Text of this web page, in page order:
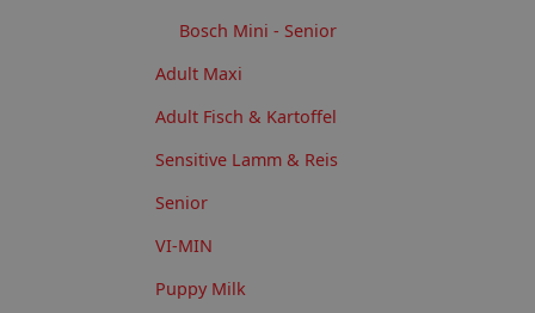
Bosch Mini - Senior
Adult Maxi
Adult Fisch & Kartoffel
Sensitive Lamm & Reis
Senior
VI-MIN
Puppy Milk